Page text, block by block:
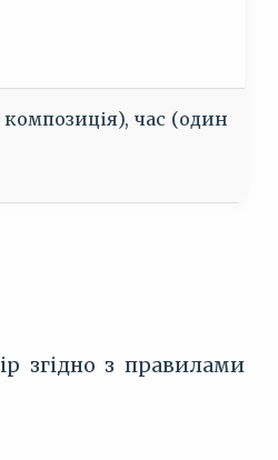
час (один
згідно з правилами